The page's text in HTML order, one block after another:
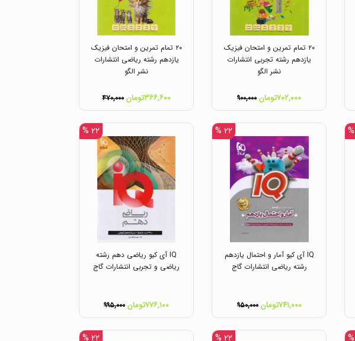
۲۰ تمام تمرین و امتحان فیزیک
یازدهم رشته تجربی انتشارات
نشر الگو
۷۰۲,۰۰۰تومان ۹۰۰,۰۰۰
۲۰ تمام تمرین و امتحان فیزیک
یازدهم رشته ریاضی انتشارات
نشر الگو
۳۶۶,۶۰۰تومان ۴۷۰,۰۰۰
۲۲ %
IQ آی کیو آمار و احتمال یازدهم
رشته ریاضی انتشارات گاج
۷۴۱,۰۰۰تومان ۹۵۰,۰۰۰
۲۲ %
IQ آی کیو ریاضی دهم رشته
ریاضی و تجربی انتشارات گاج
۷۷۶,۱۰۰تومان ۹۹۵,۰۰۰
۲۲ % ۲۲ %